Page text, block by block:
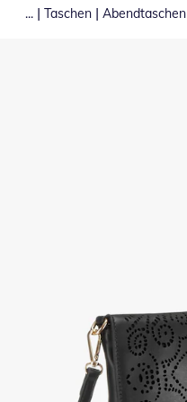
... | Taschen | Abendtaschen